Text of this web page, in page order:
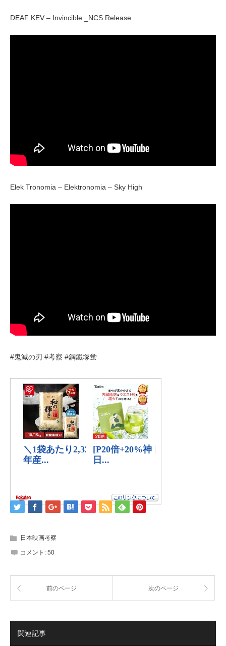
DEAF KEV – Invincible _NCS Release
Elek Tronomia – Elektronomia – Sky High
#鬼滅の刃 #考察 #鋼鐵塚蛍
日本映画考察
コメント: 50
前のページ 次のページ
関連記事